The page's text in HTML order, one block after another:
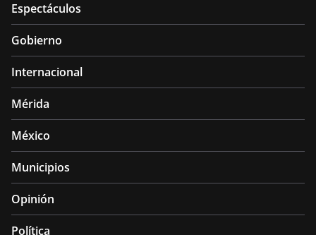
Espectáculos
Gobierno
Internacional
Mérida
México
Municipios
Opinión
Política